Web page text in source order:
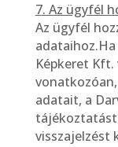
7. Az ügyfél
Az ügyfél
Képkeret
adatait, a
tájékoztatást
visszajelzést